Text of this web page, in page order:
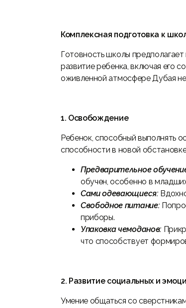
Комплексная подготовка к
Готовность школы
развитие ребенка, включая его
оживленной атмосфере Дубая
1. Освобождение
Ребенок, способный выполнять
способности в новой
Предварительное
обучен, особенно в
Сами одевающиеся:
Свободное питание:
приборы.
Упаковка чемоданов:
что способствует
2. Развитие социальных и
Умение общаться со